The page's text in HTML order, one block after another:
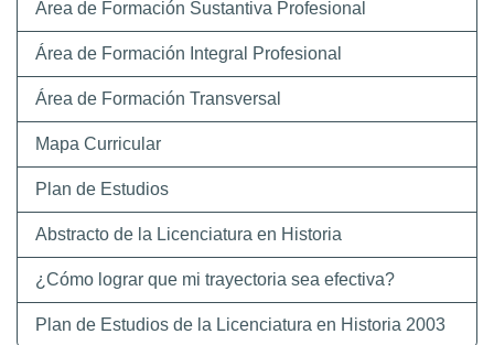
Área de Formación Sustantiva Profesional
Área de Formación Integral Profesional
Área de Formación Transversal
Mapa Curricular
Plan de Estudios
Abstracto de la Licenciatura en Historia
¿Cómo lograr que mi trayectoria sea efectiva?
Plan de Estudios de la Licenciatura en Historia 2003